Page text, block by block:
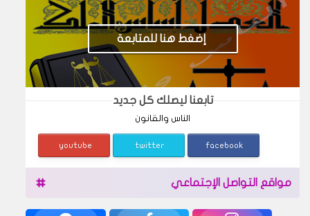
إضغط هنا للمتابعة
تابعنا ليصلك كل جديد
الناس والقانون
facebook
twitter
youtube
مواقع التواصل الإجتماعي